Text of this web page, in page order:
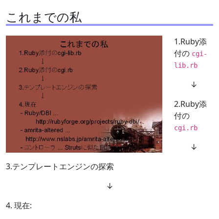
これまでの私
1.Ruby添
付の cgi-
lib.rb
↓
2.Ruby添
付の
cgi.rb
↓
3.テンプレートエンジンの探索
↓
4. 現在: